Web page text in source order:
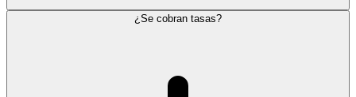
¿Se cobran tasas?